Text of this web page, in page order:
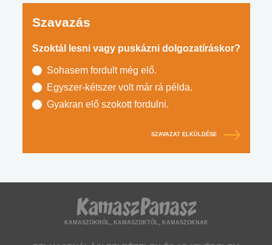
Szavazás
Szoktál lesni vagy puskázni dolgozatíráskor?
Sohasem fordult még elő.
Egyszer-kétszer volt már rá példa.
Gyakran elő szokott fordulni.
SZAVAZAT ELKÜLDÉSE
KAMASZOKRÓL, KAMASZOKTÓL, KAMASZOKNAK